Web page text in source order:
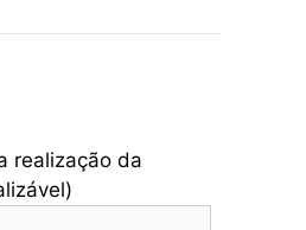
realização da